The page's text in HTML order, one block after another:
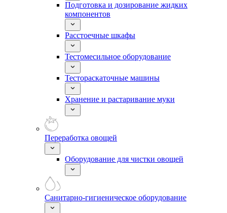
Подготовка и дозирование жидких
компонентов
Расстоечные шкафы
Тестомесильное оборудование
Тестораскаточные машины
Хранение и растаривание муки
Переработка овощей
Оборудование для чистки овощей
Санитарно-гигиеническое оборудование